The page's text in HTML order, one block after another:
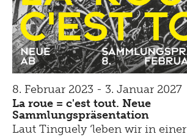
8. Februar 2023 - 3. Januar 2027
La roue = c'est tout. Neue
Sammlungspräsentation
Laut Tinguely ‘leben wir in einer